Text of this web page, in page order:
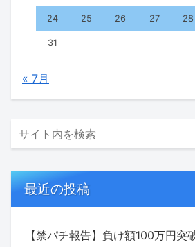
24 25 26 27 28
31
« 7月
最近の投稿
【禁パチ報告】負け額100万円突